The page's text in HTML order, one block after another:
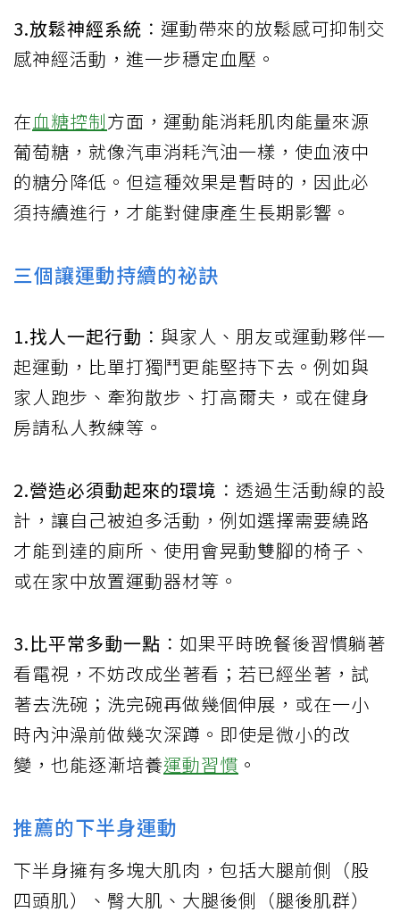
3.放鬆神經系統 ：運動帶來的放鬆感可抑制交
感神經活動，進一步穩定血壓。
在血糖控制方面，運動能消耗肌肉能量來源
葡萄糖，就像汽車消耗汽油一樣，使血液中
的糖分降低。但這種效果是暫時的，因此必
須持續進行，才能對健康產生長期影響。
三個讓運動持續的祕訣
1.找人一起行動 ：與家人、朋友或運動夥伴一
起運動，比單打獨鬥更能堅持下去。例如與
家人跑步、牽狗散步、打高爾夫，或在健身
房請私人教練等。
2.營造必須動起來的環境 ：透過生活動線的設
計，讓自己被迫多活動，例如選擇需要繞路
才能到達的廁所、使用會晃動雙腳的椅子、
或在家中放置運動器材等。
3.比平常多動一點 ：如果平時晚餐後習慣躺著
看電視，不妨改成坐著看；若已經坐著，試
著去洗碗；洗完碗再做幾個伸展，或在一小
時內沖澡前做幾次深蹲。即使是微小的改
變，也能逐漸培養運動習慣 。
推薦的下半身運動
下半身擁有多塊大肌肉，包括大腿前側（股
四頭肌）、臀大肌、大腿後側（腿後肌群）